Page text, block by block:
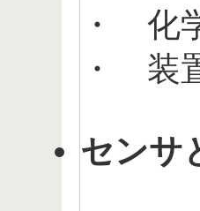
・ 化
・ 装
センサ